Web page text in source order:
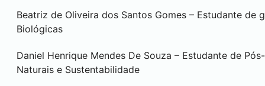
Beatriz de Oliveira dos Santos Gomes – Estudante de
Biológicas
Daniel Henrique Mendes De Souza – Estudante de
Naturais e Sustentabilidade